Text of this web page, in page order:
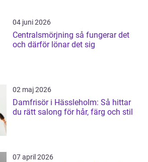
04 juni 2026
Centralsmörjning så fungerar det
och därför lönar det sig
02 maj 2026
Damfrisör i Hässleholm: Så hittar
du rätt salong för hår, färg och stil
07 april 2026